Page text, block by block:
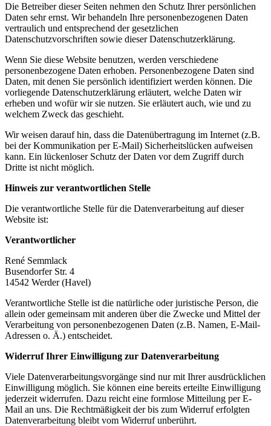
Die Betreiber dieser Seiten nehmen den Schutz Ihrer persönlichen
Daten sehr ernst. Wir behandeln Ihre personenbezogenen Daten
vertraulich und entsprechend der gesetzlichen
Datenschutzvorschriften sowie dieser Datenschutzerklärung.
Wenn Sie diese Website benutzen, werden verschiedene
personenbezogene Daten erhoben. Personenbezogene Daten sind
Daten, mit denen Sie persönlich identifiziert werden können. Die
vorliegende Datenschutzerklärung erläutert, welche Daten wir
erheben und wofür wir sie nutzen. Sie erläutert auch, wie und zu
welchem Zweck das geschieht.
Wir weisen darauf hin, dass die Datenübertragung im Internet (z.B.
bei der Kommunikation per E-Mail) Sicherheitslücken aufweisen
kann. Ein lückenloser Schutz der Daten vor dem Zugriff durch
Dritte ist nicht möglich.
Hinweis zur verantwortlichen Stelle
Die verantwortliche Stelle für die Datenverarbeitung auf dieser
Website ist:
Verantwortlicher
René Semmlack
Busendorfer Str. 4
14542 Werder (Havel)
Verantwortliche Stelle ist die natürliche oder juristische Person, die
allein oder gemeinsam mit anderen über die Zwecke und Mittel der
Verarbeitung von personenbezogenen Daten (z.B. Namen, E-Mail-
Adressen o. Ä.) entscheidet.
Widerruf Ihrer Einwilligung zur Datenverarbeitung
Viele Datenverarbeitungsvorgänge sind nur mit Ihrer ausdrücklichen
Einwilligung möglich. Sie können eine bereits erteilte Einwilligung
jederzeit widerrufen. Dazu reicht eine formlose Mitteilung per E-
Mail an uns. Die Rechtmäßigkeit der bis zum Widerruf erfolgten
Datenverarbeitung bleibt vom Widerruf unberührt.